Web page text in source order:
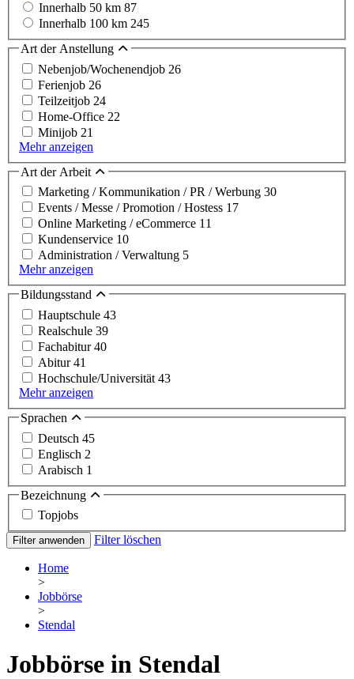
Innerhalb 50 km 87
Innerhalb 100 km 245
Art der Anstellung
Nebenjob/Wochenendjob 26
Ferienjob 26
Teilzeitjob 24
Home-Office 22
Minijob 21
Mehr anzeigen
Art der Arbeit
Marketing / Kommunikation / PR / Werbung 30
Events / Messe / Promotion / Hostess 17
Online Marketing / eCommerce 11
Kundenservice 10
Administration / Verwaltung 5
Mehr anzeigen
Bildungsstand
Hauptschule 43
Realschule 39
Fachabitur40
Abitur41
Hochschule/Universität 43
Mehr anzeigen
Sprachen
Deutsch 45
Englisch 2
Arabisch 1
Bezeichnung
Topjobs
Filter anwenden Filter löschen
Home
>
Jobbörse
>
Stendal
Jobbörse in Stendal